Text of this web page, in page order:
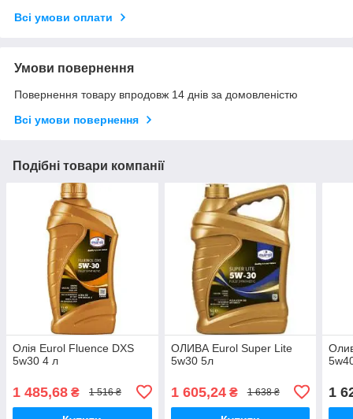
Всі умови оплати
Умови повернення
Повернення товару впродовж 14 днів за домовленістю
Всі умови повернення
Подібні товари компанії
Олія Eurol Fluence DXS
5w30 4 л
1 485,68 ₴ 1 516 ₴
ОЛИВА Eurol Super Lite
5w30 5л
1 605,24₴ 1 638 ₴ 1